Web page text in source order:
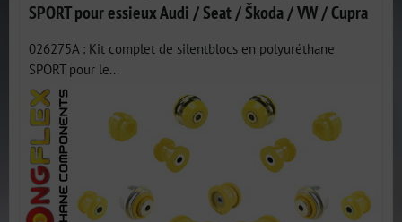
SPORT pour essieux Audi / Seat / Škoda / VW / Cupra
026275A : Kit complet de silentblocs en polyuréthane
SPORT pour le...